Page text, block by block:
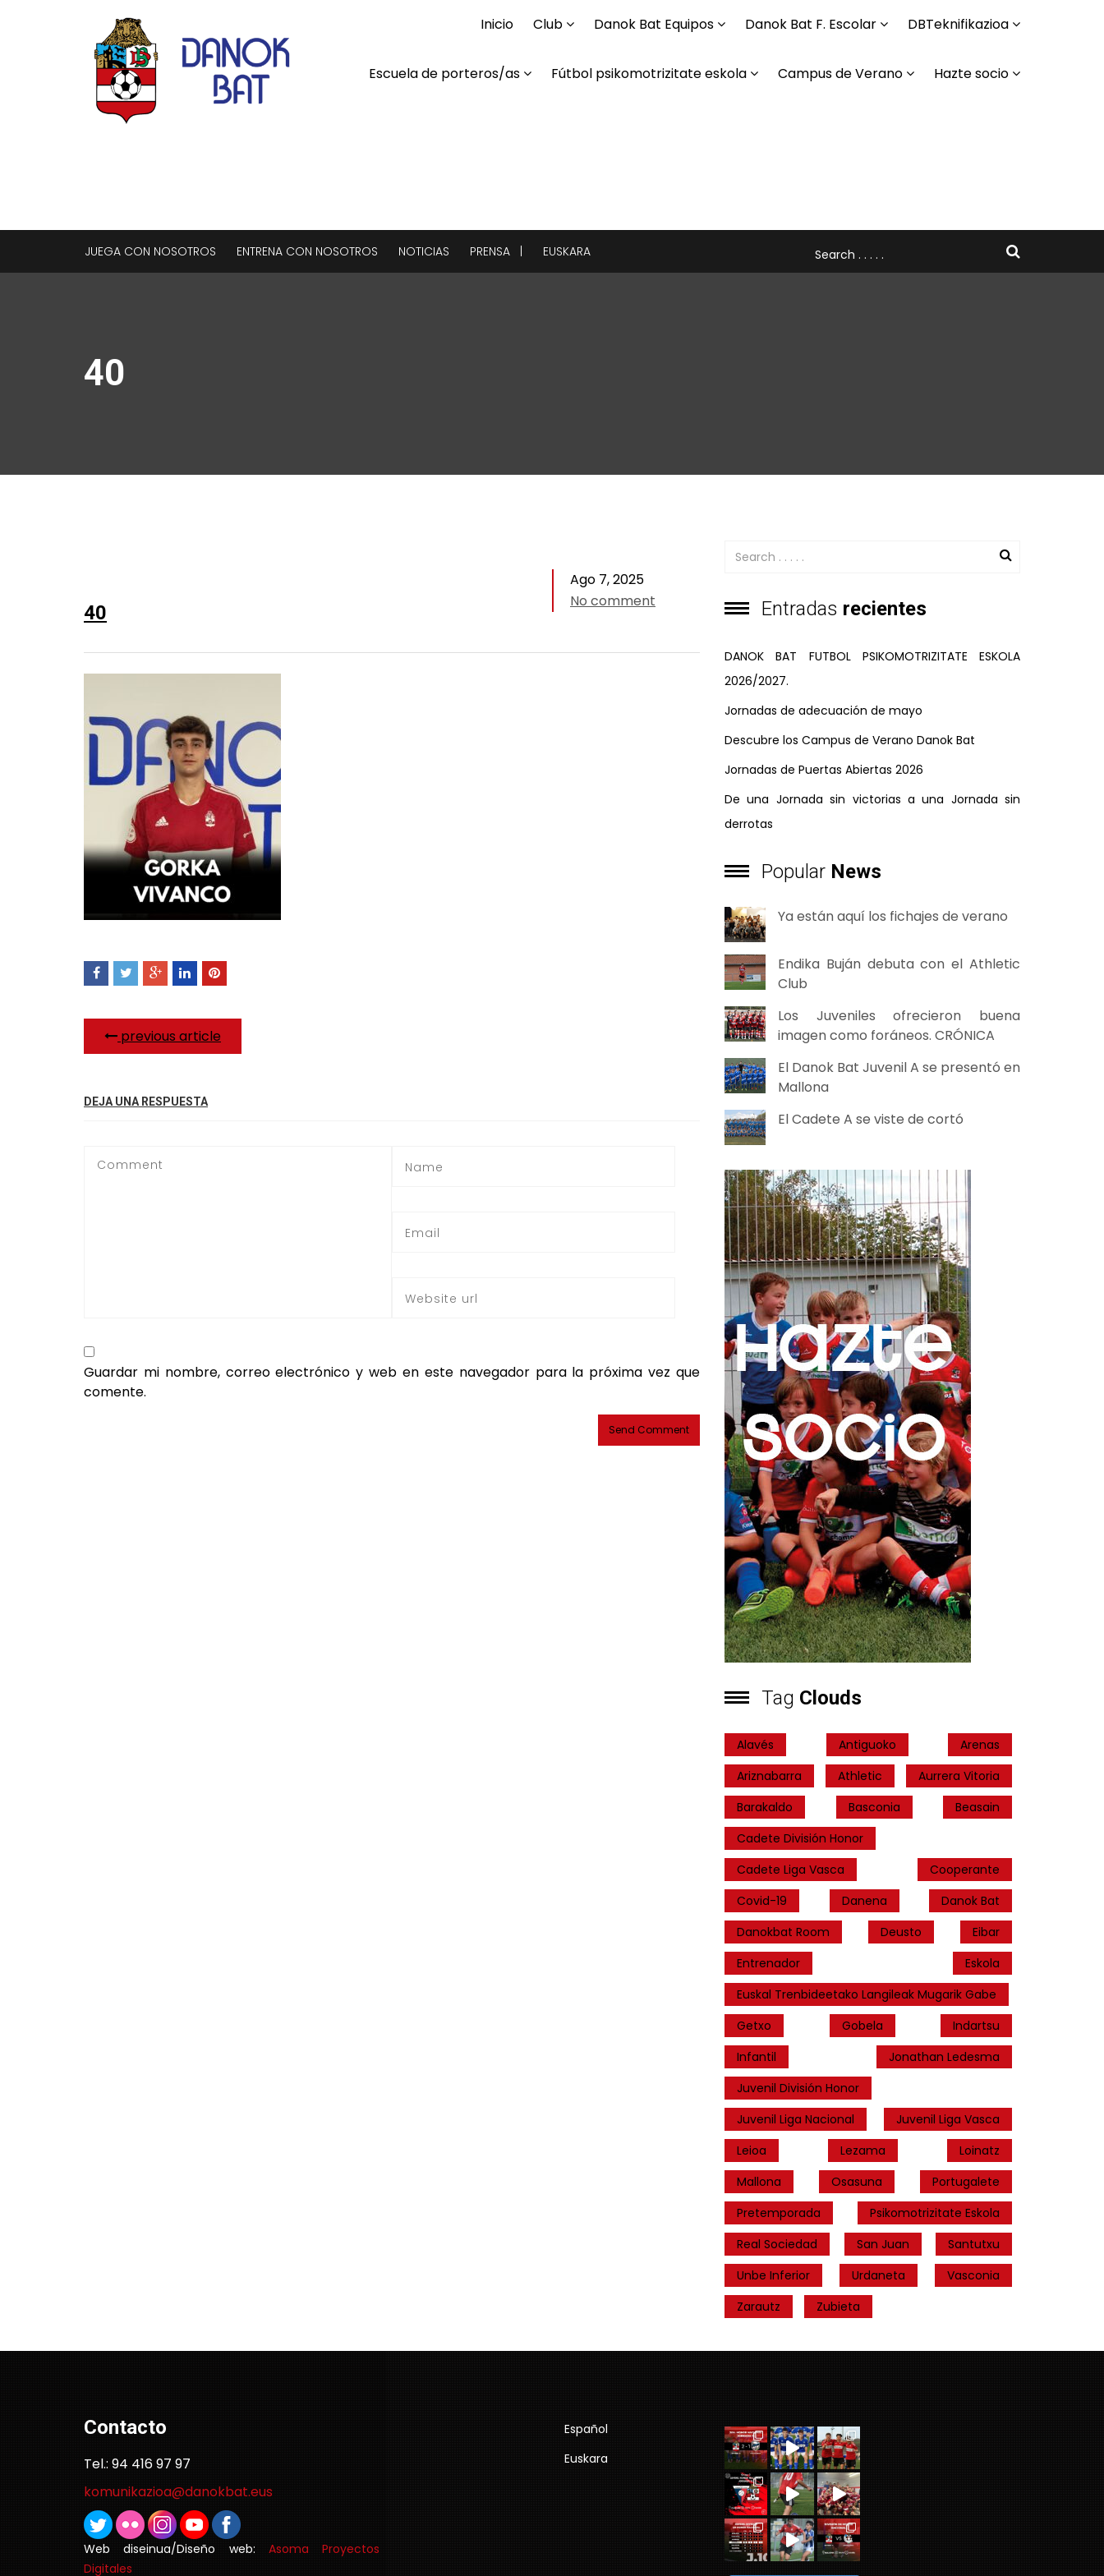
Inicio Club Danok Bat Equipos Danok Bat F. Escolar DBTeknifikazioa
Escuela de porteros/as Fútbol psikomotrizitate eskola Campus de Verano Hazte socio
JUEGA CON NOSOTROS ENTRENA CON NOSOTROS NOTICIAS PRENSA | EUSKARA
40
40
Ago 7, 2025
No comment
previous article
DEJA UNA RESPUESTA
Guardar mi nombre, correo electrónico y web en este navegador para la próxima vez que
comente.
Entradas recientes
DANOK BAT FUTBOL PSIKOMOTRIZITATE ESKOLA
2026/2027.
Jornadas de adecuación de mayo
Descubre los Campus de Verano Danok Bat
Jornadas de Puertas Abiertas 2026
De una Jornada sin victorias a una Jornada sin
derrotas
Popular News
Ya están aquí los fichajes de verano
Endika Buján debuta con el Athletic
Club
Los Juveniles ofrecieron buena
imagen como foráneos. CRÓNICA
El Danok Bat Juvenil A se presentó en
Mallona
El Cadete A se viste de cortó
Tag Clouds
Alavés Antiguoko
Arenas
Ariznabarra
Athletic
Aurrera Vitoria
Barakaldo
Basconia
Beasain
Cadete División Honor
Cadete Liga Vasca
Cooperante
Covid-19
Danena
Danok Bat
Danokbat Room
Deusto
Eibar
Entrenador
Eskola
Euskal Trenbideetako Langileak Mugarik Gabe
Getxo
Gobela
Indartsu
Infantil
Jonathan Ledesma
Juvenil División Honor
Juvenil Liga Nacional
Juvenil Liga Vasca
Leioa
Lezama
Loinatz
Mallona
Osasuna
Portugalete
Pretemporada
Psikomotrizitate Eskola
Real Sociedad
San Juan
Santutxu
Unbe Inferior
Urdaneta
Vasconia
Zarautz
Zubieta
Contacto
Tel.: 94 416 97 97
komunikazioa@danokbat.eus
Web diseinua/Diseño web: Asoma Proyectos
Digitales
Español
Euskara